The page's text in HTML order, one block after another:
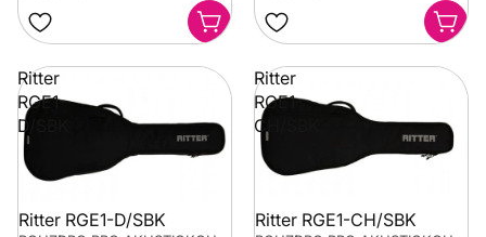
Ritter
RGE1-
D/SBK
Ritter RGE1-D/SBK
Ritter
RGE1-
CH/SBK
Ritter RGE1-CH/SBK